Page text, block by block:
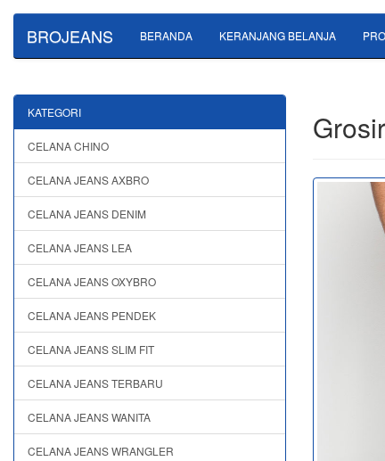
BROJEANS BERANDA KERANJANG BELANJA
KATEGORI
CELANA CHINO
CELANA JEANS AXBRO
CELANA JEANS DENIM
CELANA JEANS LEA
CELANA JEANS OXYBRO
CELANA JEANS PENDEK
CELANA JEANS SLIM FIT
CELANA JEANS TERBARU
CELANA JEANS WANITA
CELANA JEANS WRANGLER